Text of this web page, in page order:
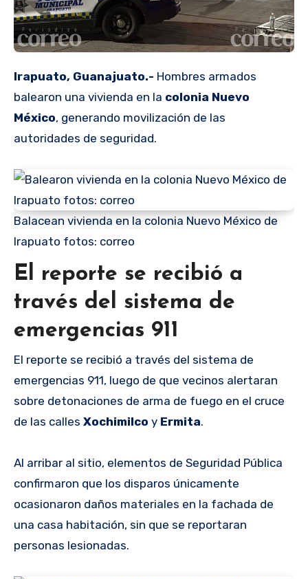
Irapuato, Guanajuato.- Hombres armados
balearon una vivienda en la colonia Nuevo
México, generando movilización de las
autoridades de seguridad.
Balacean vivienda en la colonia Nuevo México de
Irapuato fotos: correo
El reporte se recibió a
través del sistema de
emergencias 911
El reporte se recibió a través del sistema de
emergencias 911, luego de que vecinos alertaran
sobre detonaciones de arma de fuego en el cruce
de las calles Xochimilco y Ermita.
Al arribar al sitio, elementos de Seguridad Pública
confirmaron que los disparos únicamente
ocasionaron daños materiales en la fachada de
una casa habitación, sin que se reportaran
personas lesionadas.